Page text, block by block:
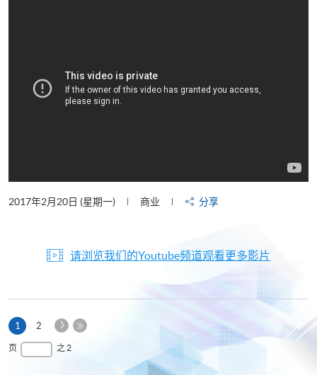
2017年2月20日 (星期一) 商业 分享
请浏览我们的Youtube频道观看更多影片
1 本
页
2
下
页
页 之 2